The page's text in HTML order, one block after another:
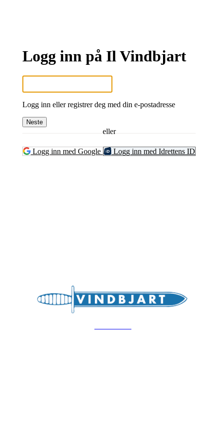
Logg inn på Il Vindbjart
Logg inn eller registrer deg med din e-postadresse
Neste
eller
Logg inn med Google Logg inn med Idrettens ID